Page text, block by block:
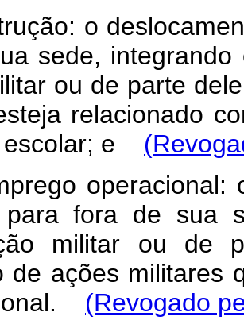
o
sede,
ou de parte
relacionado
e
operacional:
fora de sua
militar ou de
de ações militares
(Revogado